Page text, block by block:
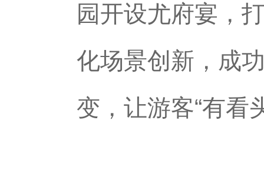
园开设尤府宴，
化场景创新，成
变，让游客“有看